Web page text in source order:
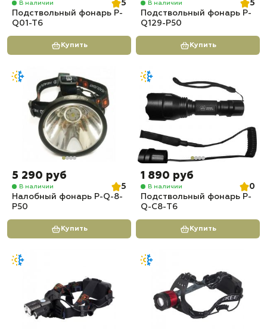
В наличии
5
Подствольный фонарь P-
Q01-T6
Купить
В наличии
5
Подствольный фонарь P-
Q129-P50
Купить
5 290 руб
В наличии
5
Налобный фонарь P-Q-8-
P50
Купить
1 890 руб
В наличии
0
Подствольный фонарь P-
Q-С8-T6
Купить